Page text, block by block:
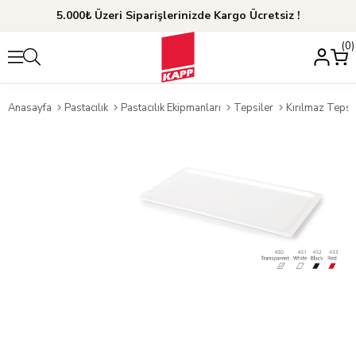
5.000₺ Üzeri Siparişlerinizde Kargo Ücretsiz !
0
Anasayfa Pastacılık Pastacılık Ekipmanları Tepsiler Kırılmaz